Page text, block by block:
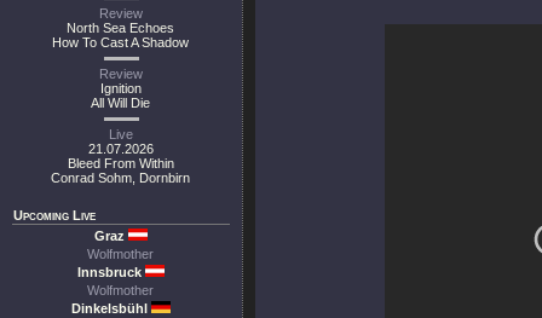
Review
North Sea Echoes
How To Cast A Shadow
Review
Ignition
All Will Die
Live
21.07.2026
Bleed From Within
Conrad Sohm, Dornbirn
Upcoming Live
Graz
Wolfmother
Innsbruck
Wolfmother
Dinkelsbühl